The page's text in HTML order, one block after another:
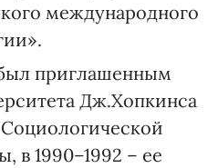
международного
был приглашенным
Дж.Хопкинса
в 1990–1992 – ее